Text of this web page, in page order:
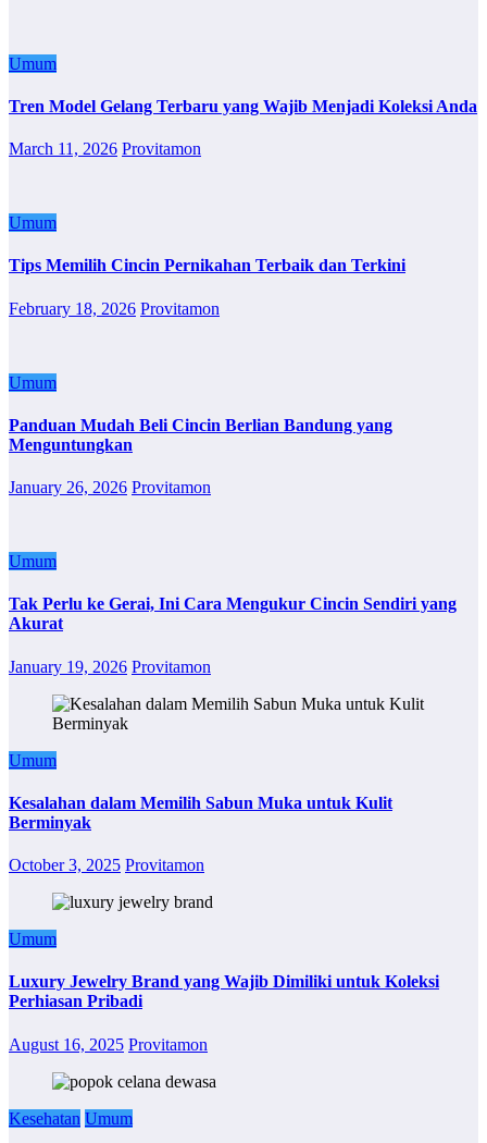
Umum
Tren Model Gelang Terbaru yang Wajib Menjadi Koleksi Anda
March 11, 2026 Provitamon
Umum
Tips Memilih Cincin Pernikahan Terbaik dan Terkini
February 18, 2026 Provitamon
Umum
Panduan Mudah Beli Cincin Berlian Bandung yang
Menguntungkan
January 26, 2026 Provitamon
Umum
Tak Perlu ke Gerai, Ini Cara Mengukur Cincin Sendiri yang
Akurat
January 19, 2026 Provitamon
Umum
Kesalahan dalam Memilih Sabun Muka untuk Kulit
Berminyak
October 3, 2025 Provitamon
Umum
Luxury Jewelry Brand yang Wajib Dimiliki untuk Koleksi
Perhiasan Pribadi
August 16, 2025 Provitamon
Kesehatan Umum